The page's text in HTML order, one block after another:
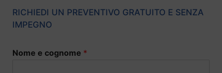
RICHIEDI UN PREVENTIVO GRATUITO E SENZA
IMPEGNO
Nome e cognome *